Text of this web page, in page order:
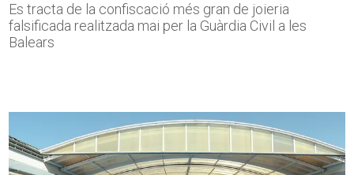
Es tracta de la confiscació més gran de joieria
falsificada realitzada mai per la Guàrdia Civil a les
Balears